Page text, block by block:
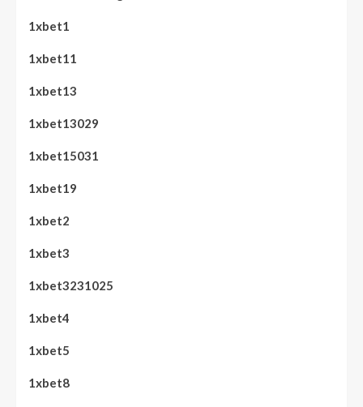
1xbet1
1xbet11
1xbet13
1xbet13029
1xbet15031
1xbet19
1xbet2
1xbet3
1xbet3231025
1xbet4
1xbet5
1xbet8